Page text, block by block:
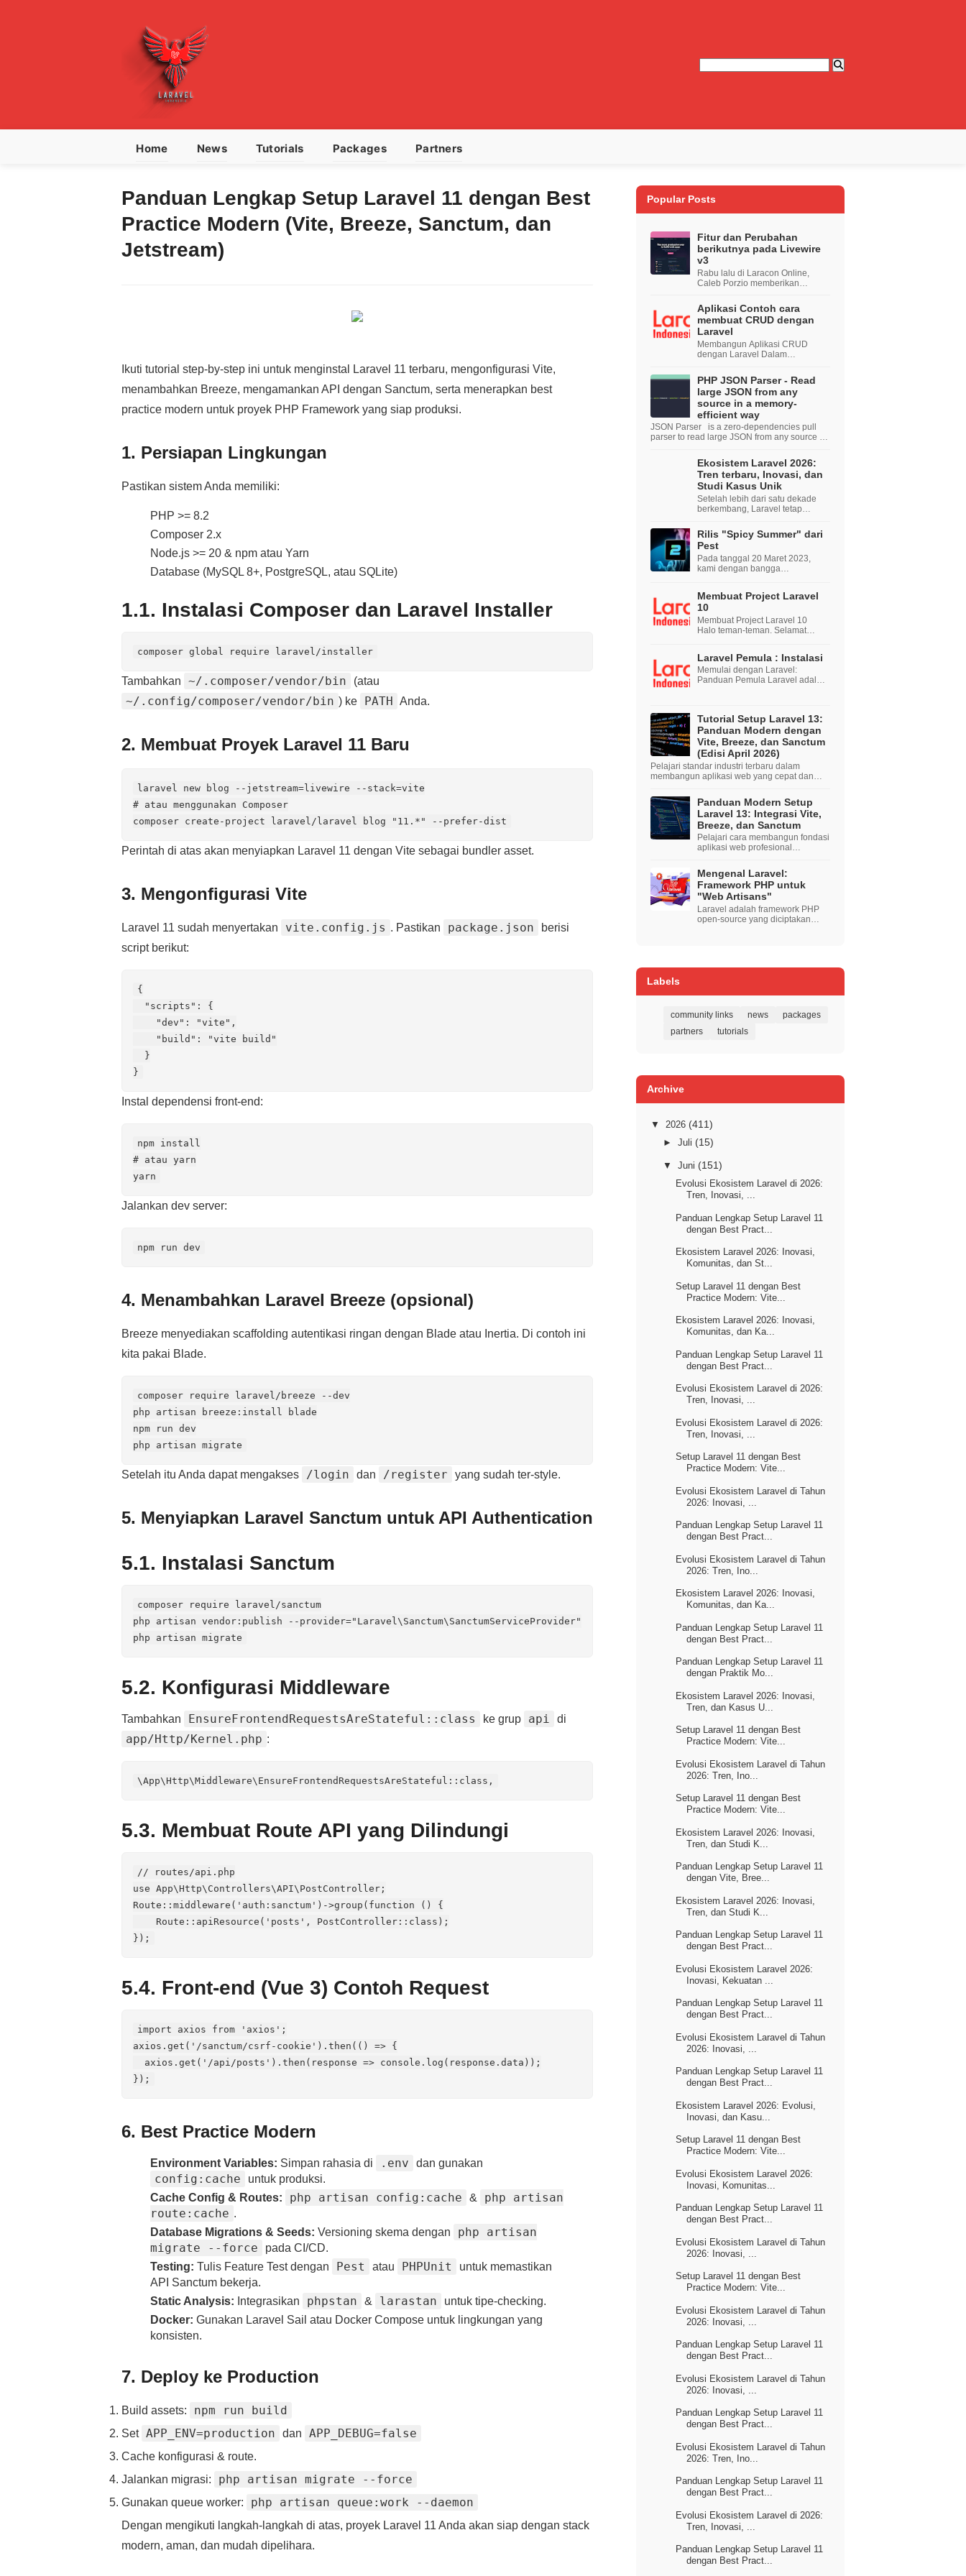
Home News Tutorials Packages Partners
Panduan Lengkap Setup Laravel 11 dengan Best
Practice Modern (Vite, Breeze, Sanctum, dan
Jetstream)
Ikuti tutorial step‑by‑step ini untuk menginstal Laravel 11 terbaru, mengonfigurasi Vite,
menambahkan Breeze, mengamankan API dengan Sanctum, serta menerapkan best
practice modern untuk proyek PHP Framework yang siap produksi.
1. Persiapan Lingkungan
Pastikan sistem Anda memiliki:
PHP >= 8.2
Composer 2.x
Node.js >= 20 & npm atau Yarn
Database (MySQL 8+, PostgreSQL, atau SQLite)
1.1. Instalasi Composer dan Laravel Installer
Tambahkan ~/.composer/vendor/bin (atau
~/.config/composer/vendor/bin ) ke PATH Anda.
2. Membuat Proyek Laravel 11 Baru
laravel new blog --jetstream=livewire --stack=vite
# atau menggunakan Composer
Perintah di atas akan menyiapkan Laravel 11 dengan Vite sebagai bundler asset.
3. Mengonfigurasi Vite
Laravel 11 sudah menyertakan vite.config.js . Pastikan package.json
berisi
script berikut:
{
  "scripts": {
    "dev": "vite",
    "build": "vite build"
  }
Instal dependensi front‑end:
npm install
# atau yarn
Jalankan dev server:
4. Menambahkan Laravel Breeze (opsional)
Breeze menyediakan scaffolding autentikasi ringan dengan Blade atau Inertia. Di contoh ini
kita pakai Blade.
composer require laravel/breeze --dev
php artisan breeze:install blade
npm run dev
Setelah itu Anda dapat mengakses /login dan /register yang sudah ter‑style.
5. Menyiapkan Laravel Sanctum untuk API Authentication
5.1. Instalasi Sanctum
composer require laravel/sanctum
php artisan vendor:publish --provider="Laravel\Sanctum\SanctumServiceProvider"
5.2. Konfigurasi Middleware
Tambahkan EnsureFrontendRequestsAreStateful::class ke grup api di
app/Http/Kernel.php :
5.3. Membuat Route API yang Dilindungi
// routes/api.php
use App\Http\Controllers\API\PostController;
Route::middleware('auth:sanctum')->group(function () {
    Route::apiResource('posts', PostController::class);
5.4. Front‑end (Vue 3) Contoh Request
import axios from 'axios';
axios.get('/sanctum/csrf-cookie').then(() => {
  axios.get('/api/posts').then(response => console.log(response.data));
6. Best Practice Modern
Environment Variables: Simpan rahasia di .env dan gunakan
config:cache
untuk produksi.
Cache Config & Routes:
php artisan config:cache &
php artisan
route:cache .
Database Migrations & Seeds: Versioning skema dengan
php artisan
migrate --force
pada CI/CD.
Testing: Tulis Feature Test dengan Pest atau PHPUnit
untuk memastikan
API Sanctum bekerja.
Static Analysis: Integrasikan phpstan & larastan
untuk tipe‑checking.
Docker: Gunakan Laravel Sail atau Docker Compose untuk lingkungan yang
konsisten.
7. Deploy ke Production
Build assets: npm run build
Set APP_ENV=production dan APP_DEBUG=false
Cache konfigurasi & route.
Jalankan migrasi:
php artisan migrate --force
Gunakan queue worker: php artisan queue:work --daemon
Dengan mengikuti langkah‑langkah di atas, proyek Laravel 11 Anda akan siap dengan stack
modern, aman, dan mudah dipelihara.
Popular Posts
Fitur dan Perubahan
berikutnya pada Livewire
v3
Rabu lalu di Laracon Online,
Caleb Porzio memberikan
Livewire " yang
mendemonstrasikan semua fitu...
Aplikasi Contoh cara
membuat CRUD dengan
Laravel
Membangun Aplikasi CRUD
dengan Laravel Dalam
CRUD (Create, Read, Update,
Delete) adalah salah satu yang
paling umu...
PHP JSON Parser - Read
large JSON from any
source in a memory-
efficient way
JSON Parser is a zero-dependencies pull
parser to read large JSON from any source in
from any so...Ekosistem Laravel 2026:
Tren terbaru, Inovasi, dan
Studi Kasus Unik
Setelah lebih dari satu dekade
berkembang, Laravel tetap
utama bagi developer. Pada
2026, eko...
Rilis "Spicy Summer" dari
Pest
Pada tanggal 20 Maret 2023,
kami dengan bangga
yang paling signifikan hingga
saat in...
Membuat Project Laravel
10
Membuat Project Laravel 10
Halo teman-teman. Selamat
belajar membuat...
Laravel Pemula : Instalasi
Memulai dengan Laravel:
Panduan Pemula Laravel adalah
Tutorial Setup Laravel 13:
Panduan Modern dengan
Vite, Breeze, dan Sanctum
(Edisi April 2026)
Pelajari standar industri terbaru dalam
membangun aplikasi web yang cepat dan
mengin...
Panduan Modern Setup
Laravel 13: Integrasi Vite,
Breeze, dan Sanctum
Pelajari cara membangun fondasi
aplikasi web profesional
dengan standar industri terbaru di
tahun 20...
Mengenal Laravel:
Framework PHP untuk
"Web Artisans"
Laravel adalah framework PHP
open-source yang diciptakan
Labels
community links news
packages
partners
tutorials
Archive
▼ 2026 (411)
►Juli (15)
▼Juni (151)
Evolusi Ekosistem Laravel di 2026:
Tren, Inovasi, ...
Panduan Lengkap Setup Laravel 11
dengan Best Pract...
Ekosistem Laravel 2026: Inovasi,
Komunitas, dan St...
Setup Laravel 11 dengan Best
Practice Modern: Vite...
Ekosistem Laravel 2026: Inovasi,
Komunitas, dan Ka...
Panduan Lengkap Setup Laravel 11
dengan Best Pract...
Evolusi Ekosistem Laravel di 2026:
Tren, Inovasi, ...
Evolusi Ekosistem Laravel di 2026:
Tren, Inovasi, ...
Setup Laravel 11 dengan Best
Practice Modern: Vite...
Evolusi Ekosistem Laravel di Tahun
2026: Inovasi, ...
Panduan Lengkap Setup Laravel 11
dengan Best Pract...
Evolusi Ekosistem Laravel di Tahun
2026: Tren, Ino...
Ekosistem Laravel 2026: Inovasi,
Komunitas, dan Ka...
Panduan Lengkap Setup Laravel 11
dengan Best Pract...
Panduan Lengkap Setup Laravel 11
dengan Praktik Mo...
Ekosistem Laravel 2026: Inovasi,
Tren, dan Kasus U...
Setup Laravel 11 dengan Best
Practice Modern: Vite...
Evolusi Ekosistem Laravel di Tahun
2026: Tren, Ino...
Setup Laravel 11 dengan Best
Practice Modern: Vite...
Ekosistem Laravel 2026: Inovasi,
Tren, dan Studi K...
Panduan Lengkap Setup Laravel 11
dengan Vite, Bree...
Ekosistem Laravel 2026: Inovasi,
Tren, dan Studi K...
Panduan Lengkap Setup Laravel 11
dengan Best Pract...
Evolusi Ekosistem Laravel 2026:
Inovasi, Kekuatan ...
Panduan Lengkap Setup Laravel 11
dengan Best Pract...
Evolusi Ekosistem Laravel di Tahun
2026: Inovasi, ...
Panduan Lengkap Setup Laravel 11
dengan Best Pract...
Ekosistem Laravel 2026: Evolusi,
Inovasi, dan Kasu...
Setup Laravel 11 dengan Best
Practice Modern: Vite...
Evolusi Ekosistem Laravel 2026:
Inovasi, Komunitas...
Panduan Lengkap Setup Laravel 11
dengan Best Pract...
Evolusi Ekosistem Laravel di Tahun
2026: Inovasi, ...
Setup Laravel 11 dengan Best
Practice Modern: Vite...
Evolusi Ekosistem Laravel di Tahun
2026: Inovasi, ...
Panduan Lengkap Setup Laravel 11
dengan Best Pract...
Evolusi Ekosistem Laravel di Tahun
2026: Inovasi, ...
Panduan Lengkap Setup Laravel 11
dengan Best Pract...
Evolusi Ekosistem Laravel di Tahun
2026: Tren, Ino...
Panduan Lengkap Setup Laravel 11
dengan Best Pract...
Evolusi Ekosistem Laravel di 2026:
Tren, Inovasi, ...
Panduan Lengkap Setup Laravel 11
dengan Best Pract...